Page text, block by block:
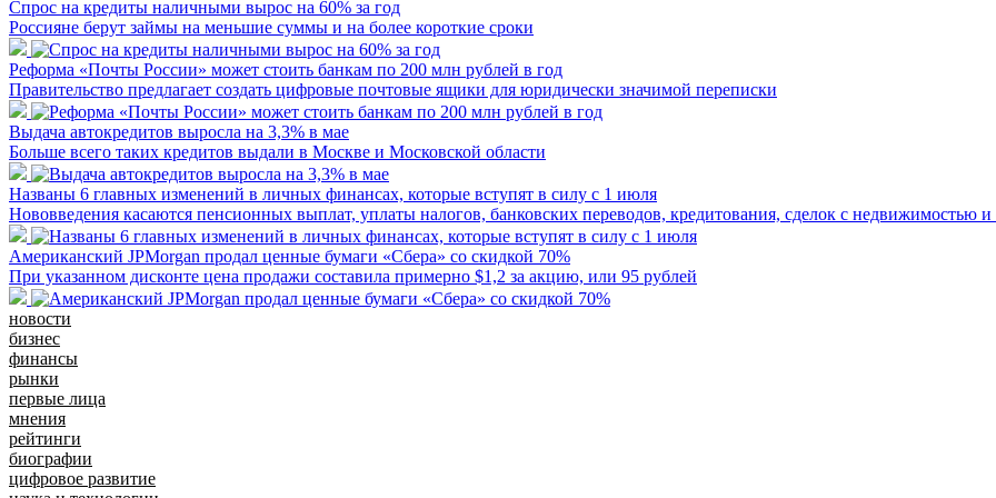
Спрос на кредиты наличными вырос на 60% за год
Россияне берут займы на меньшие суммы и на более короткие сроки
Реформа «Почты России» может стоить банкам по 200 млн рублей в год
Правительство предлагает создать цифровые почтовые ящики для юридически значимой переписки
Выдача автокредитов выросла на 3,3% в мае
Больше всего таких кредитов выдали в Москве и Московской области
Названы 6 главных изменений в личных финансах, которые вступят в силу с 1 июля
Нововведения касаются пенсионных выплат, уплаты налогов, банковских переводов, кредитования, сделок с недвижимостью и
Американский JPMorgan продал ценные бумаги «Сбера» со скидкой 70%
При указанном дисконте цена продажи составила примерно $1,2 за акцию, или 95 рублей
новости
бизнес
финансы
рынки
первые лица
мнения
рейтинги
биографии
цифровое развитие